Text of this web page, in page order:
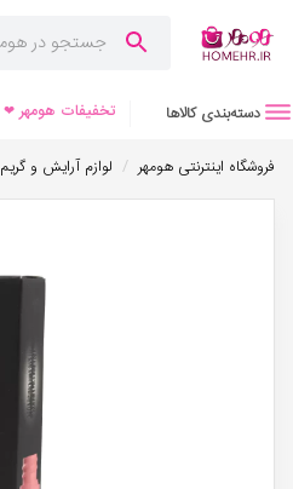
دسته‌بندی کالاها تخفیفات هومهر ❤
فروشگاه اینترنتی هومهر / لوازم آرایش و گریم